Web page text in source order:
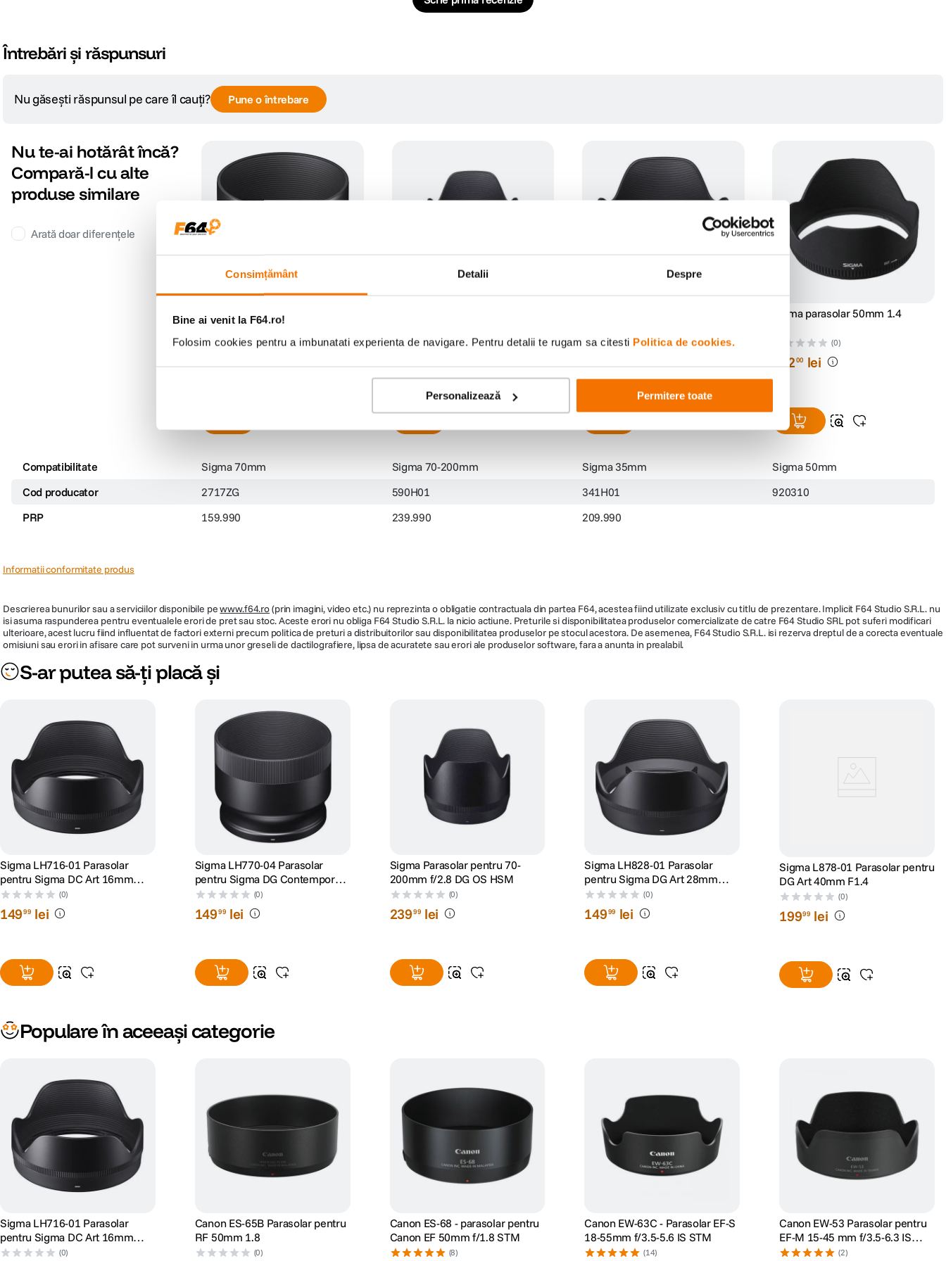
Consimțământ Detalii Despre
Bine ai venit la F64.ro!
Folosim cookies pentru a imbunatati experienta de navigare. Pentru detalii te rugam sa citesti Politica de cookies.
Personalizează Permitere toate
Întrebări și răspunsuri
Nu găsești răspunsul pe care îl cauți? Pune o întrebare
Nu te-ai hotărât încă?
Compară-l cu alte
produse similare
Arată doar diferențele
Sigma LH582-01 Parasolar
pentru DG Art Macro 70mm F2.8
(0) (0) (0)
Sigma parasolar 50mm 1.4
(0)
28200 lei
Compatibilitate Sigma 70mm Sigma 70-200mm Sigma 35mm
Sigma 50mm
Cod producator
2717ZG 590H01 341H01
920310
PRP
159.990 239.990 209.990
Informatii conformitate produs
Descrierea bunurilor sau a serviciilor disponibile pewww.f64.ro(prin imagini, video etc.) nu reprezinta o obligatie contractuala din partea F64, acestea fiind utilizate exclusiv cu titlu de prezentare. Implicit F64 Studio S.R.L. nu
isi asuma raspunderea pentru eventualele erori de pret sau stoc. Aceste erori nu obliga F64 Studio S.R.L. la nicio actiune. Preturile si disponibilitatea produselor comercializate de catre F64 Studio SRL pot suferi modificari
ulterioare, acest lucru fiind influentat de factori externi precum politica de preturi a distribuitorilor sau disponibilitatea produselor pe stocul acestora. De asemenea, F64 Studio S.R.L. isi rezerva dreptul de a corecta eventuale
omisiuni sau erori in afisare care pot surveni in urma unor greseli de dactilografiere, lipsa de acuratete sau erori ale produselor software, fara a anunta in prealabil.
S-ar putea să-ți placă și
Sigma LH716-01 Parasolar
pentru Sigma DC Art 16mm
F1.4
(0)
14999 lei
Sigma LH770-04 Parasolar
pentru Sigma DG Contemporary
100-400mm F5.6-3
(0)
14999 lei
Sigma Parasolar pentru 70-
200mm f/2.8 DG OS HSM
(0)
23999 lei
Sigma LH828-01 Parasolar
pentru Sigma DG Art 28mm
F1.4
(0)
14999 lei
Sigma L878-01 Parasolar pentru
DG Art 40mm F1.4
(0)
19999 lei
Populare în aceeași categorie
Sigma LH716-01 Parasolar
pentru Sigma DC Art 16mm
F1.4
(0)
Canon ES-65B Parasolar pentru
RF 50mm 1.8
(0)
Canon ES-68 - parasolar pentru
Canon EF 50mm f/1.8 STM
(8)
Canon EW-63C - Parasolar EF-S
18-55mm f/3.5-5.6 IS STM
(14)
Canon EW-53 Parasolar pentru
EF-M 15-45 mm f/3.5-6.3 IS
STM si RF-S 18-45mm F4.5-6.3
(2)